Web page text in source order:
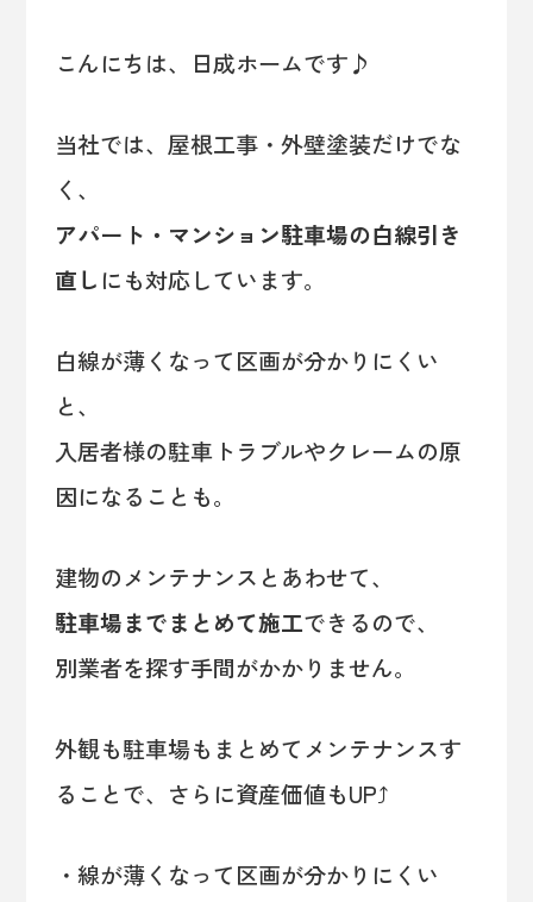
こんにちは、日成ホームです♪
当社では、屋根工事・外壁塗装だけでな
く、
アパート・マンション駐車場の白線引き
直し にも対応しています。
白線が薄くなって区画が分かりにくい
と、
入居者様の駐車トラブルやクレームの原
因になることも。
建物のメンテナンスとあわせて、
駐車場までまとめて施工できるので、
別業者を探す手間がかかりません。
外観も駐車場もまとめてメンテナンスす
ることで、さらに資産価値もUP⤴
・線が薄くなって区画が分かりにくい